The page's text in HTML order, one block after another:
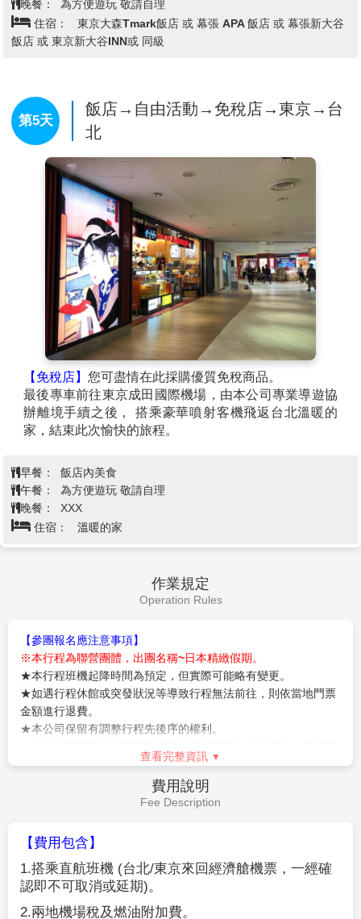
1920年為祭奉明治天皇和昭憲皇后而修建的神社。神社
內17萬棵樹木和草坪綠地環抱，環境靜謐，空氣新鮮。
晚餐：
為方便遊玩 敬請自理
住宿：
東京大森Tmark飯店 或 幕張 APA 飯店 或 幕張新大谷
飯店 或 東京新大谷INN或 同級
第5天
飯店→自由活動→免稅店→東京→台
北
【免稅店】 您可盡情在此採購優質免稅商品。
最後專車前往東京成田國際機場，由本公司專業導遊協
辦離境手續之後， 搭乘豪華噴射客機飛返台北溫暖的
家，結束此次愉快的旅程。
早餐：
飯店內美食
午餐：
為方便遊玩 敬請自理
晚餐：
XXX
住宿：
溫暖的家
作業規定
Operation Rules
【參團報名應注意事項】
※本行程為聯營團體，出團名稱~日本精緻假期。
★本行程班機起降時間為預定，但實際可能略有變更。
★如遇行程休館或突發狀況等導致行程無法前往，則依當地門票
金額進行退費。
★本公司保留有調整行程先後序的權利。
諒。
★參加本行程之客人本公司有投保旅行業契約責任險250萬，醫
時需提供本人指紋和拍攝臉部照片並接受入境審查官之審查，拒
絕配合者將不獲准入境。
★【特別說明】
日本國土交通省於平成24年6月(2012年)發布最新規定，每日行
車時間不得超過10小時（以自車庫實際發車時間為計算基準），
查看完整資訊
費用說明
Fee Description
【費用包含】
1.搭乘直航班機 (台北/東京來回經濟艙機票，一經確
認即不可取消或延期)。
2.兩地機場稅及燃油附加費。